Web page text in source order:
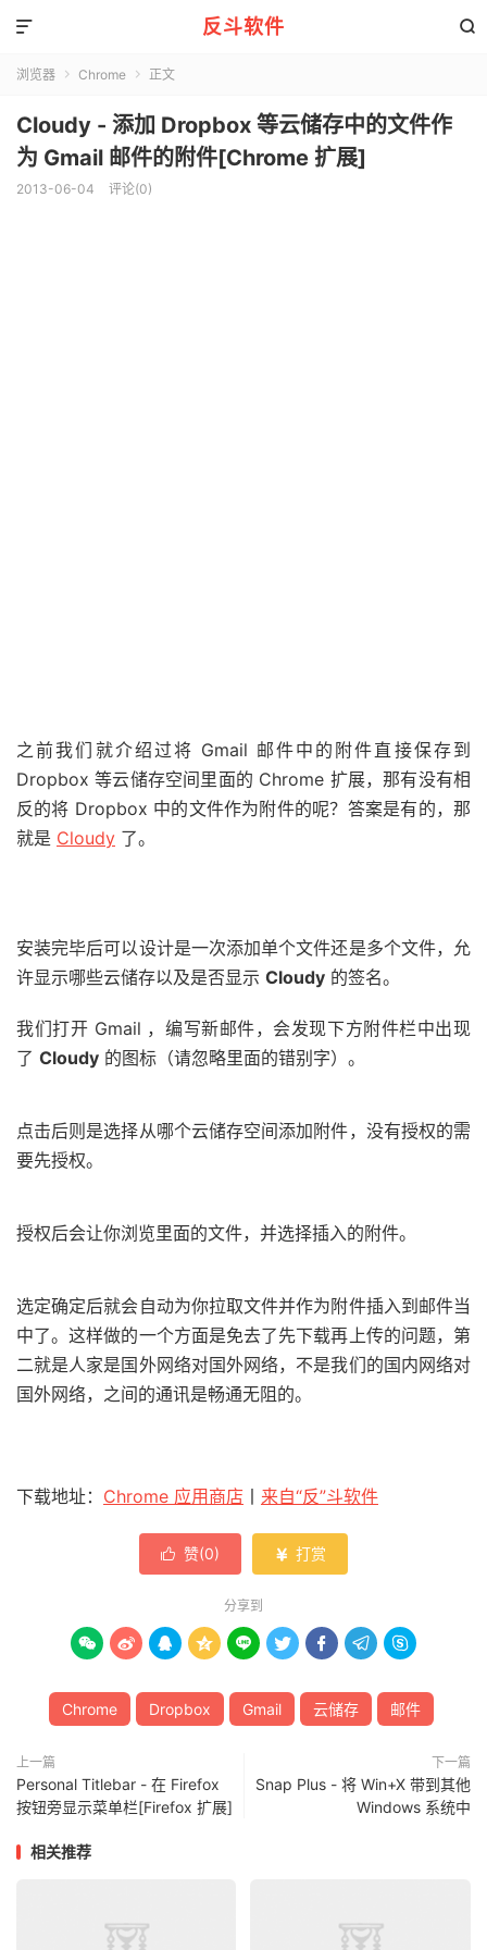
反斗软件 

浏览器  Chrome  正文
Cloudy - 添加 Dropbox 等云储存中的文件作
为 Gmail 邮件的附件[Chrome 扩展]
2013-06-04 评论(0)
之前我们就介绍过将 Gmail 邮件中的附件直接保存到
Dropbox 等云储存空间里面的 Chrome 扩展，那有没有相
反的将 Dropbox 中的文件作为附件的呢？答案是有的，那
就是 Cloudy 了。
安装完毕后可以设计是一次添加单个文件还是多个文件，允
许显示哪些云储存以及是否显示 Cloudy 的签名。
我们打开 Gmail ，编写新邮件，会发现下方附件栏中出现
了 Cloudy 的图标（请忽略里面的错别字）。
点击后则是选择从哪个云储存空间添加附件，没有授权的需
要先授权。
授权后会让你浏览里面的文件，并选择插入的附件。
选定确定后就会自动为你拉取文件并作为附件插入到邮件当
中了。这样做的一个方面是免去了先下载再上传的问题，第
二就是人家是国外网络对国外网络，不是我们的国内网络对
国外网络，之间的通讯是畅通无阻的。
下载地址： Chrome 应用商店 来自“反”斗软件
 赞(0)  打赏
分享到
        
Chrome Dropbox Gmail 云储存 邮件
上一篇
Personal Titlebar - 在 Firefox
按钮旁显示菜单栏[Firefox 扩展]
下一篇
Snap Plus - 将 Win+X 带到其他
Windows 系统中
相关推荐